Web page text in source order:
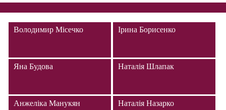
Володимир Місечко Ірина Борисенко
Яна Будова Наталія Шлапак
Анжеліка Манукян Наталія Назарко